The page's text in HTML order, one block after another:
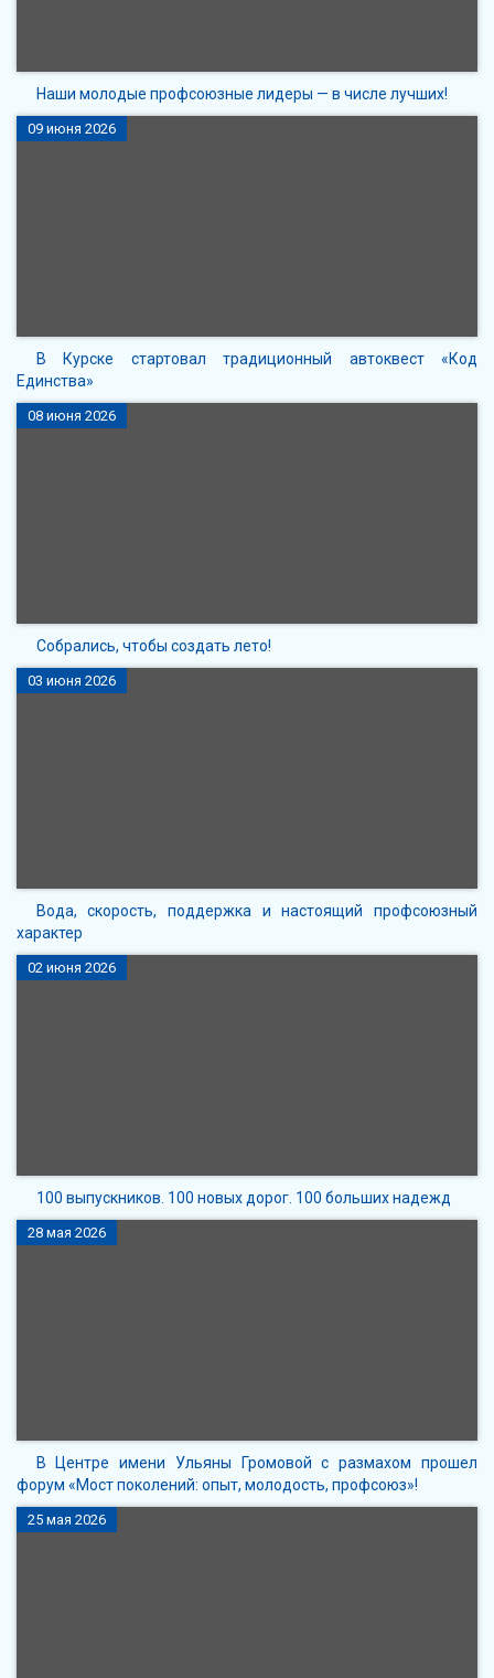
Наши молодые профсоюзные лидеры — в числе лучших!
09 июня 2026
В Курске стартовал традиционный автоквест «Код
Единства»
08 июня 2026
Собрались, чтобы создать лето!
03 июня 2026
Вода, скорость, поддержка и настоящий профсоюзный
характер
02 июня 2026
100 выпускников. 100 новых дорог. 100 больших надежд
28 мая 2026
В Центре имени Ульяны Громовой с размахом прошел
форум «Мост поколений: опыт, молодость, профсоюз»!
25 мая 2026